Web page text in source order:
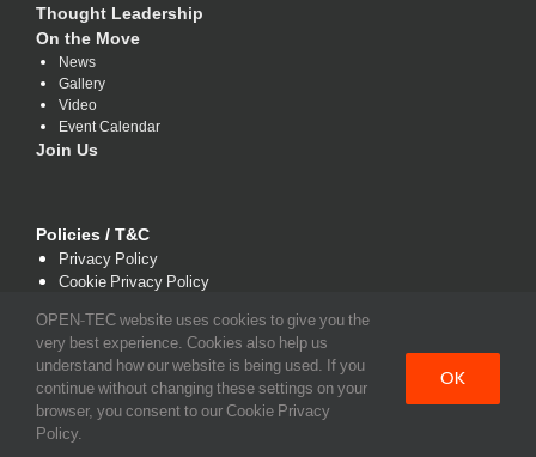
Thought Leadership
On the Move
News
Gallery
Video
Event Calendar
Join Us
Policies / T&C
Privacy Policy
Cookie Privacy Policy
OPEN-TEC website uses cookies to give you the
very best experience. Cookies also help us
understand how our website is being used. If you
continue without changing these settings on your
browser, you consent to our Cookie Privacy
Policy.
OK